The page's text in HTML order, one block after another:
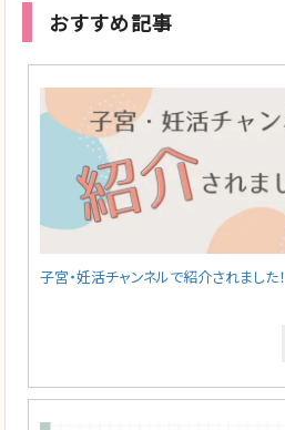
おすすめ記事
子宮・妊活チャンネルで紹介されました！